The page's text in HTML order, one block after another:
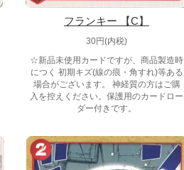
フランキー 【C】
30円(内税)
☆新品未使用カードですが、商品製造時
につく 初期キズ(線の痕・角すれ)等ある
場合がございます。 神経質の方はご購
入を控えください。保護用のカードロー
ダー付きです。